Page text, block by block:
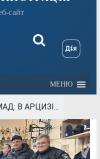
сайт
МЕНЮ
В АРЦИЗІ...